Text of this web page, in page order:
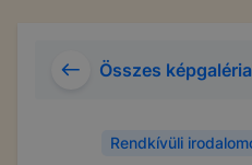
Összes képgaléria
Rendkívüli